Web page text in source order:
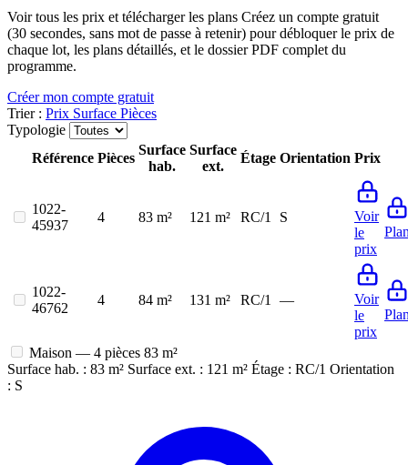
Voir tous les prix et télécharger les plans Créez un compte gratuit
(30 secondes, sans mot de passe à retenir) pour débloquer le prix de
chaque lot, les plans détaillés, et le dossier PDF complet du
programme.
Créer mon compte gratuit
Trier : Prix Surface Pièces
Typologie
Référence Pièces
Surface
hab.
Surface
ext.
Étage Orientation Prix
1022-
45937
4 83 m² 121 m² RC/1 S
Voir
le
prix
1022-
46762
4 84 m² 131 m² RC/1 —
Voir
le
prix
Maison — 4 pièces 83 m²
Surface hab. : 83 m² Surface ext. : 121 m² Étage : RC/1 Orientation
: S